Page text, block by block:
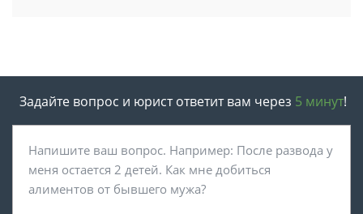
Задайте вопрос и юрист ответит вам через 5 минут!